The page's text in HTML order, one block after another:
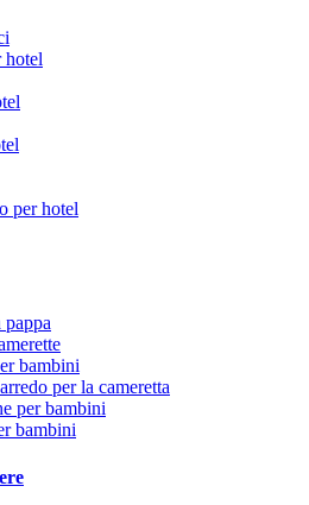
hotel
per hotel
pappa
bambini
per la cameretta
per bambini
bambini